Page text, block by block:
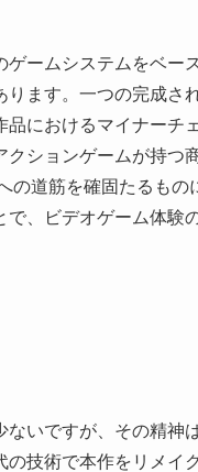
ームシステムをベー
ます。一つの完成さ
におけるマイナーチ
ションゲームが持つ
の道筋を確固たるも
、ビデオゲーム体験
いですが、その精神
技術で本作をリメイ